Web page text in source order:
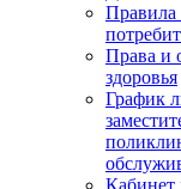
Правила
Права и
здоровья
График
Кабинет